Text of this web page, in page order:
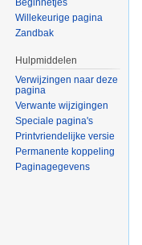
Beginnetjes
Willekeurige pagina
Zandbak
Hulpmiddelen
Verwijzingen naar deze
pagina
Verwante wijzigingen
Speciale pagina's
Printvriendelijke versie
Permanente koppeling
Paginagegevens